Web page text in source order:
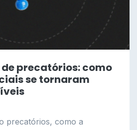
precatórios: como
se tornaram
precatórios, como a